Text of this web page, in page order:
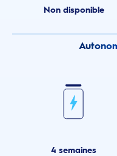
Non disponible
4 semaines